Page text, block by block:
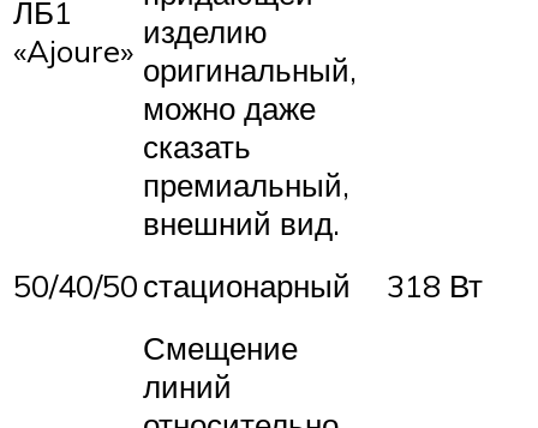
ЛБ1
«Ajoure» изделию
оригинальный,
можно даже
сказать
премиальный,
внешний вид.
50/40/50стационарный 318 Вт
Смещение
линий